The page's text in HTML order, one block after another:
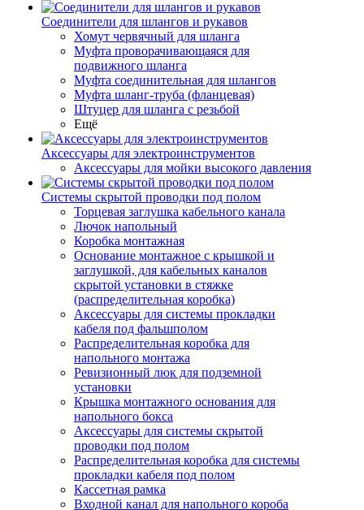
Соединители для шлангов и рукавов
Хомут червячный для шланга
Муфта проворачивающаяся для
подвижного шланга
Муфта соединительная для шлангов
Муфта шланг-труба (фланцевая)
Штуцер для шланга с резьбой
Ещё
Аксессуары для электроинструментов
Аксессуары для мойки высокого давления
Системы скрытой проводки под полом
Торцевая заглушка кабельного канала
Лючок напольный
Коробка монтажная
Основание монтажное с крышкой и
заглушкой, для кабельных каналов
скрытой установки в стяжке
(распределительная коробка)
Аксессуары для системы прокладки
кабеля под фальшполом
Распределительная коробка для
напольного монтажа
Ревизионный люк для подземной
установки
Крышка монтажного основания для
напольного бокса
Аксессуары для системы скрытой
проводки под полом
Распределительная коробка для системы
прокладки кабеля под полом
Кассетная рамка
Входной канал для напольного короба